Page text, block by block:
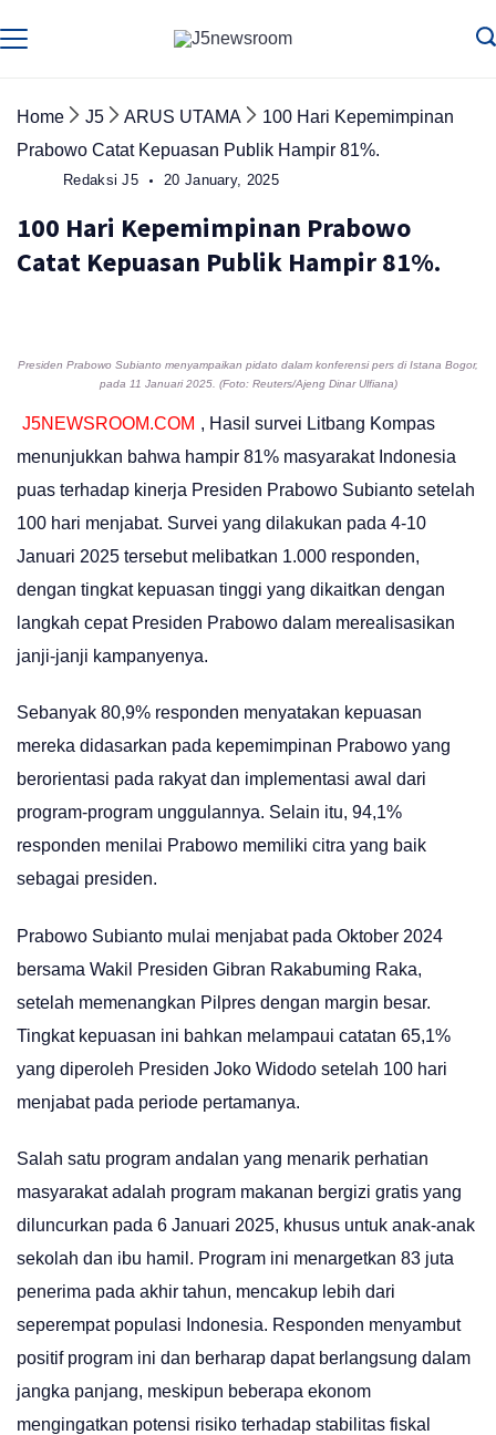
to
Home J5 ARUS UTAMA
100 Hari Kepemimpinan
Prabowo Catat Kepuasan Publik Hampir 81%.
Redaksi J5 20 January, 2025
100 Hari Kepemimpinan Prabowo
Catat Kepuasan Publik Hampir 81%.
Presiden Prabowo Subianto menyampaikan pidato dalam konferensi pers di Istana Bogor,
pada 11 Januari 2025. (Foto: Reuters/Ajeng Dinar Ulfiana)
J5NEWSROOM.COM , Hasil survei Litbang Kompas
menunjukkan bahwa hampir 81% masyarakat Indonesia
puas terhadap kinerja Presiden Prabowo Subianto setelah
100 hari menjabat. Survei yang dilakukan pada 4-10
Januari 2025 tersebut melibatkan 1.000 responden,
dengan tingkat kepuasan tinggi yang dikaitkan dengan
langkah cepat Presiden Prabowo dalam merealisasikan
janji-janji kampanyenya.
Sebanyak 80,9% responden menyatakan kepuasan
mereka didasarkan pada kepemimpinan Prabowo yang
berorientasi pada rakyat dan implementasi awal dari
program-program unggulannya. Selain itu, 94,1%
responden menilai Prabowo memiliki citra yang baik
sebagai presiden.
Prabowo Subianto mulai menjabat pada Oktober 2024
bersama Wakil Presiden Gibran Rakabuming Raka,
setelah memenangkan Pilpres dengan margin besar.
Tingkat kepuasan ini bahkan melampaui catatan 65,1%
yang diperoleh Presiden Joko Widodo setelah 100 hari
menjabat pada periode pertamanya.
Salah satu program andalan yang menarik perhatian
masyarakat adalah program makanan bergizi gratis yang
diluncurkan pada 6 Januari 2025, khusus untuk anak-anak
sekolah dan ibu hamil. Program ini menargetkan 83 juta
penerima pada akhir tahun, mencakup lebih dari
seperempat populasi Indonesia. Responden menyambut
positif program ini dan berharap dapat berlangsung dalam
jangka panjang, meskipun beberapa ekonom
mengingatkan potensi risiko terhadap stabilitas fiskal